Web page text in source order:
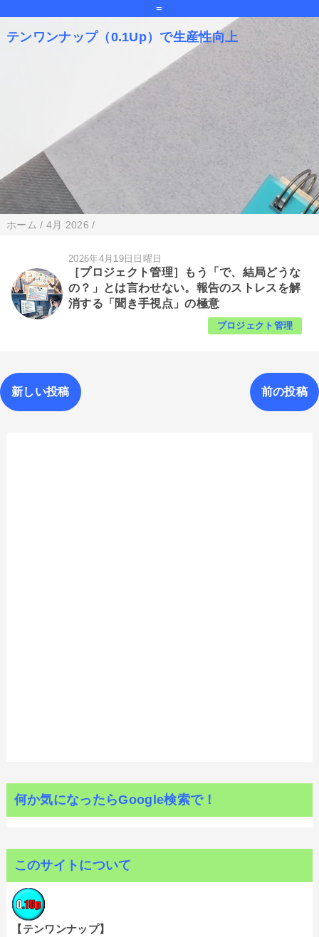
=
テンワンナップ（0.1Up）で生産性向上
ホーム / 4月 2026 /
2026年4月19日日曜日
［プロジェクト管理］もう「で、結局どうな
の？」とは言わせない。報告のストレスを解
消する「聞き手視点」の極意
プロジェクト管理
新しい投稿 前の投稿
何か気になったらGoogle検索で！
このサイトについて
【テンワンナップ】